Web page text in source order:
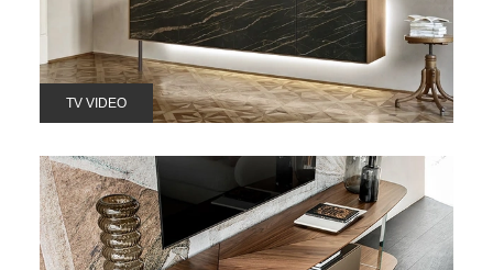
TV VIDEO